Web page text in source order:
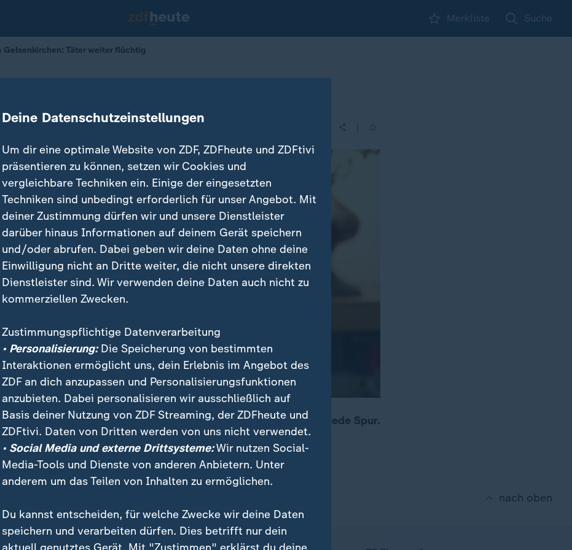
Merkliste Suche
Gelsenkirchen: Täter weiter flüchtig
in Gelsenkirchen: Täter weiter flüchtig
Thomas Münten
nach dem Bankeinbruch in Gelsenkirchen fehlt von den Tätern jede Spur.
ist groß – der emotionale Verlust kaum messbar.
nach oben
Deine Datenschutzeinstellungen
Um dir eine optimale Website von ZDF, ZDFheute und ZDFtivi
präsentieren zu können, setzen wir Cookies und
vergleichbare Techniken ein. Einige der eingesetzten
Techniken sind unbedingt erforderlich für unser Angebot. Mit
deiner Zustimmung dürfen wir und unsere Dienstleister
darüber hinaus Informationen auf deinem Gerät speichern
und/oder abrufen. Dabei geben wir deine Daten ohne deine
Einwilligung nicht an Dritte weiter, die nicht unsere direkten
Dienstleister sind. Wir verwenden deine Daten auch nicht zu
kommerziellen Zwecken.
Zustimmungspflichtige Datenverarbeitung
• Personalisierung:Die Speicherung von bestimmten
Interaktionen ermöglicht uns, dein Erlebnis im Angebot des
ZDF an dich anzupassen und Personalisierungsfunktionen
anzubieten. Dabei personalisieren wir ausschließlich auf
Basis deiner Nutzung von ZDF Streaming, der ZDFheute und
ZDFtivi. Daten von Dritten werden von uns nicht verwendet.
• Social Media und externe Drittsysteme:Wir nutzen Social-
Media-Tools und Dienste von anderen Anbietern. Unter
anderem um das Teilen von Inhalten zu ermöglichen.
Du kannst entscheiden, für welche Zwecke wir deine Daten
speichern und verarbeiten dürfen. Dies betrifft nur dein